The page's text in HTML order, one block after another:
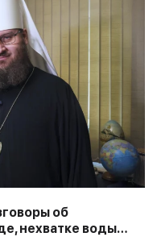
об
нехватке воды…